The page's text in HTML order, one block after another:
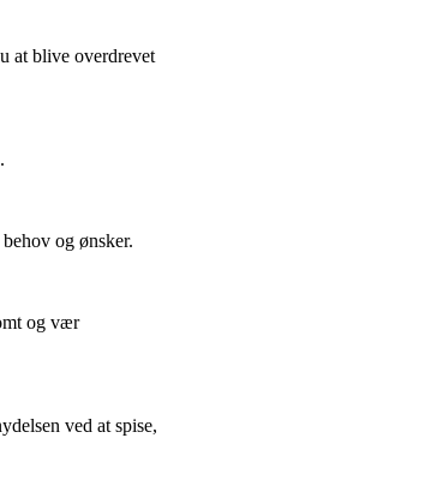
at blive overdrevet
og ønsker.
og vær
ved at spise,